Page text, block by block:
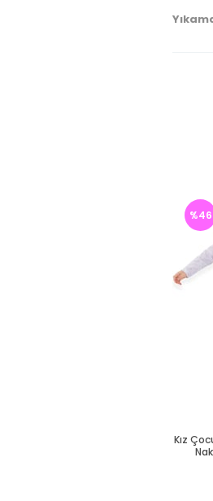
Kız
%46